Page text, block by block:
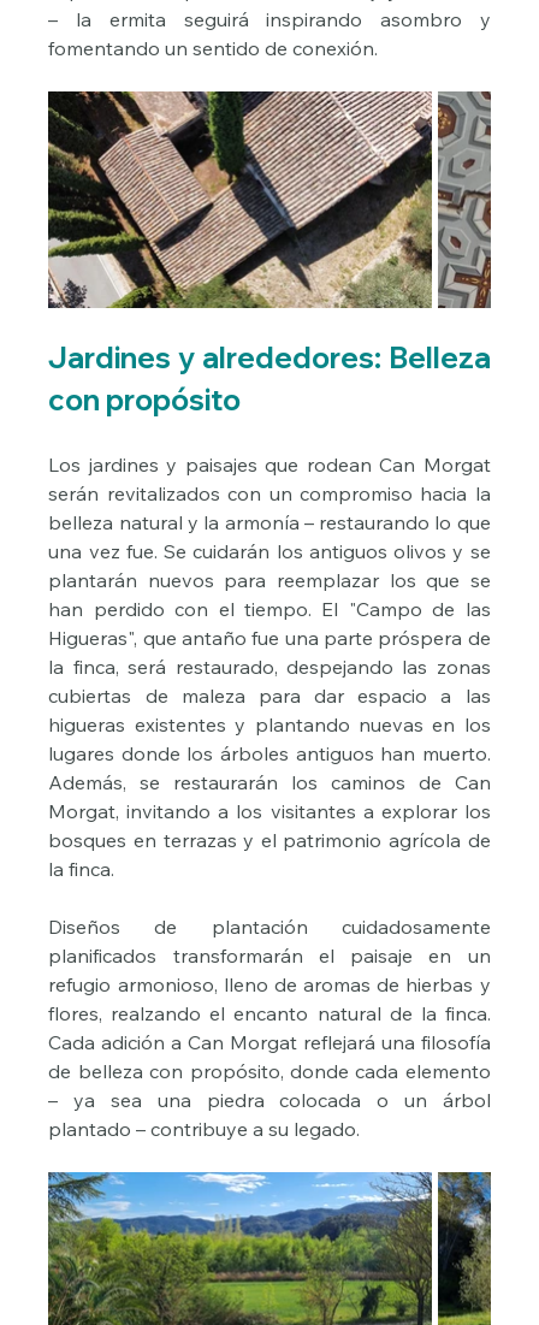
– la ermita seguirá inspirando asombro y
fomentando un sentido de conexión.
Jardines y alrededores: Belleza
con propósito
Los jardines y paisajes que rodean Can Morgat
serán revitalizados con un compromiso hacia la
belleza natural y la armonía – restaurando lo que
una vez fue. Se cuidarán los antiguos olivos y se
plantarán nuevos para reemplazar los que se
han perdido con el tiempo. El "Campo de las
Higueras", que antaño fue una parte próspera de
la finca, será restaurado, despejando las zonas
cubiertas de maleza para dar espacio a las
higueras existentes y plantando nuevas en los
lugares donde los árboles antiguos han muerto.
Además, se restaurarán los caminos de Can
Morgat, invitando a los visitantes a explorar los
bosques en terrazas y el patrimonio agrícola de
la finca.
Diseños de plantación cuidadosamente
planificados transformarán el paisaje en un
refugio armonioso, lleno de aromas de hierbas y
flores, realzando el encanto natural de la finca.
Cada adición a Can Morgat reflejará una filosofía
de belleza con propósito, donde cada elemento
– ya sea una piedra colocada o un árbol
plantado – contribuye a su legado.